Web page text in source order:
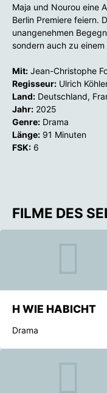
Maja und Nourou eine
Berlin Premiere feiern.
unangenehmen
sondern auch zu
Mit: Jean-Christophe
Regisseur: Ulrich
Land: Deutschland,
Jahr: 2025
Genre: Drama
Länge: 91 Minuten
FSK: 6
FILME DES
H WIE HABICHT
Drama